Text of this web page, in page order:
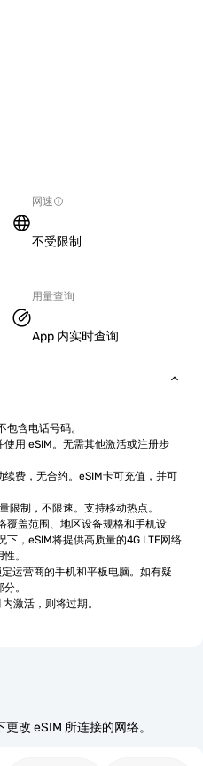
网速
不受限制
用量查询
App 内实时查询
包含电话号码。
用 eSIM。无需其他激活或注册步
费，无合约。eSIM卡可充值，并可
制，不限速。支持移动热点。
覆盖范围、地区设备规格和手机设
下，eSIM将提供高质量的4G LTE网络
。
运营商的手机和平板电脑。如有疑
。
激活，则将过期。
改 eSIM 所连接的网络。